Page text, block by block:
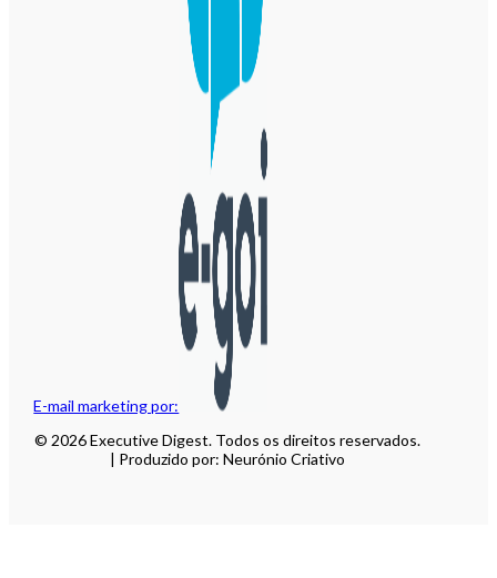
E-mail marketing por:
© 2026 Executive Digest. Todos os direitos reservados.
| Produzido por: Neurónio Criativo